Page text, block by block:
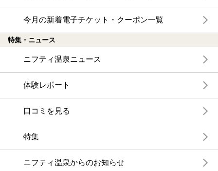
今月の新着電子チケット・クーポン一覧
特集・ニュース
ニフティ温泉ニュース
体験レポート
口コミを見る
特集
ニフティ温泉からのお知らせ